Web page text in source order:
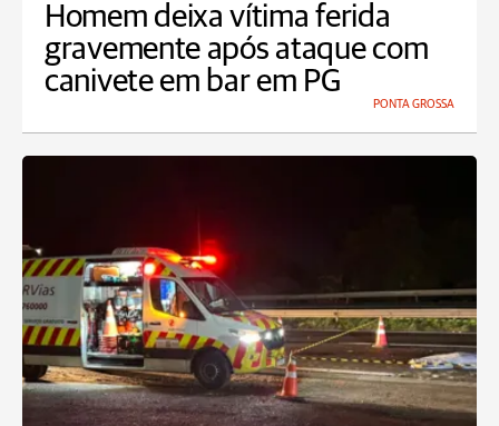
Homem deixa vítima ferida
gravemente após ataque com
canivete em bar em PG
PONTA GROSSA